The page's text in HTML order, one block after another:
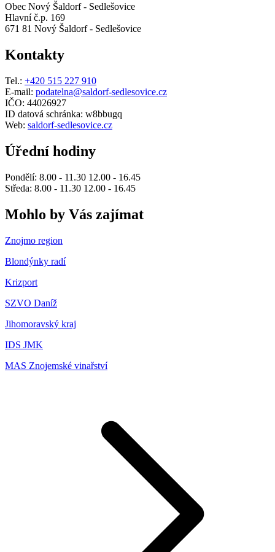
Obec Nový Šaldorf - Sedlešovice
Hlavní č.p. 169
671 81 Nový Šaldorf - Sedlešovice
Kontakty
Tel.: +420 515 227 910
E-mail: podatelna@saldorf-sedlesovice.cz
IČO: 44026927
ID datová schránka: w8bbugq
Web: saldorf-sedlesovice.cz
Úřední hodiny
Pondělí: 8.00 - 11.30 12.00 - 16.45
Středa: 8.00 - 11.30 12.00 - 16.45
Mohlo by Vás zajímat
Znojmo region
Blondýnky radí
Krizport
SZVO Daníž
Jihomoravský kraj
IDS JMK
MAS Znojemské vinařství